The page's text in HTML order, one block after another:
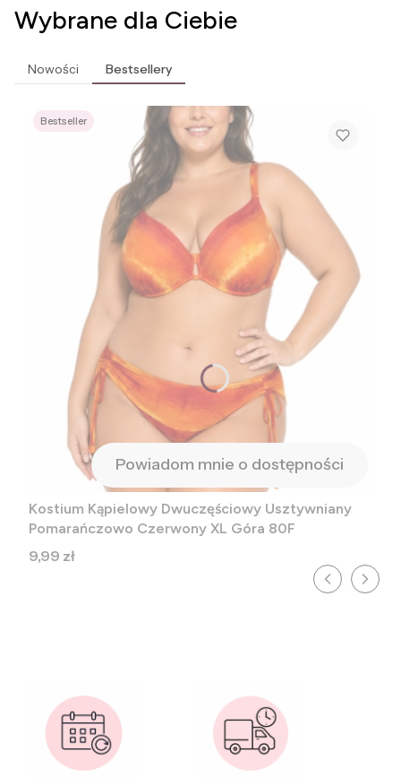
Wybrane dla Ciebie
Nowości Bestsellery
Bestseller
Powiadom mnie o dostępności
Kostium Kąpielowy Dwuczęściowy Usztywniany
Pomarańczowo Czerwony XL Góra 80F
Cena
9,99 zł